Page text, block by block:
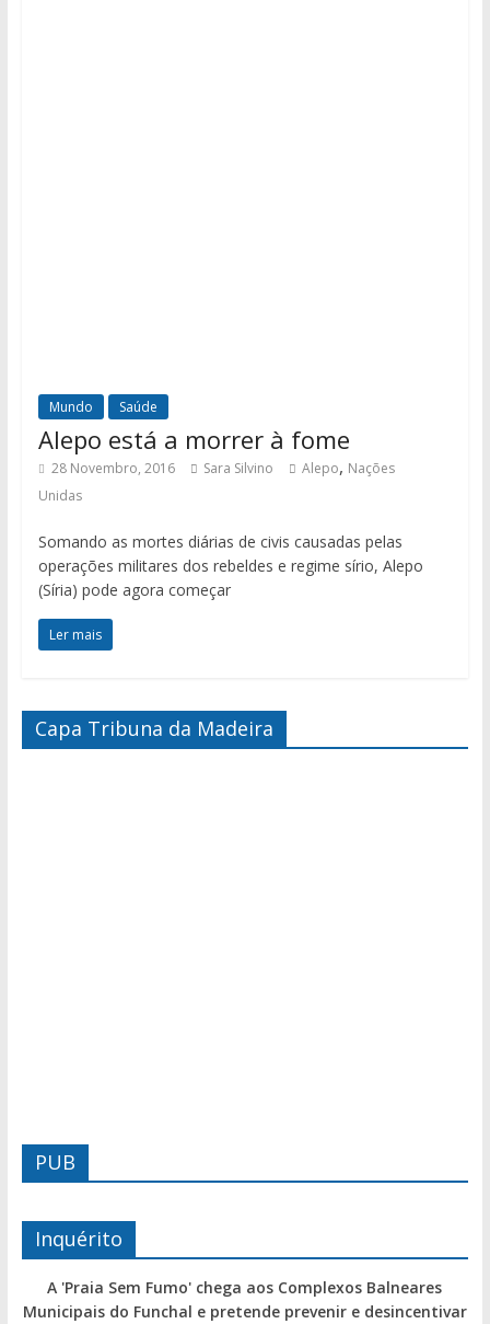
Mundo Saúde
Alepo está a morrer à fome
28 Novembro, 2016 Sara Silvino Alepo, Nações
Unidas
Somando as mortes diárias de civis causadas pelas
operações militares dos rebeldes e regime sírio, Alepo
(Síria) pode agora começar
Ler mais
Capa Tribuna da Madeira
PUB
Inquérito
A 'Praia Sem Fumo' chega aos Complexos Balneares
Municipais do Funchal e pretende prevenir e desincentivar